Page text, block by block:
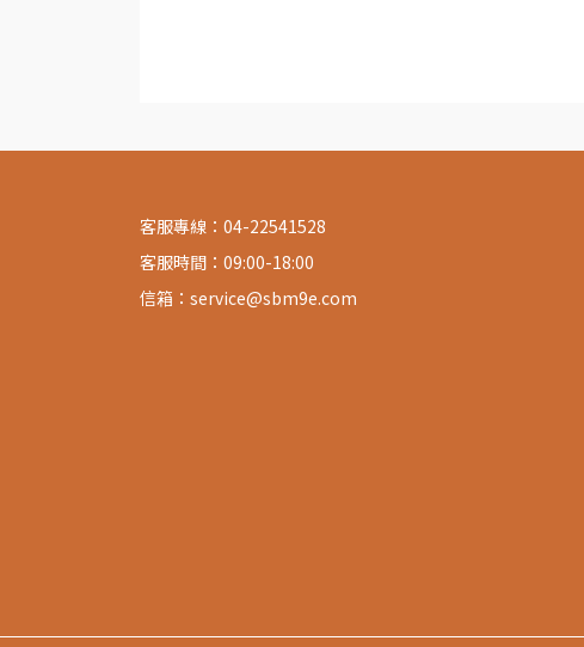
客服專線：04-22541528
客服時間：09:00-18:00
信箱：service@sbm9e.com